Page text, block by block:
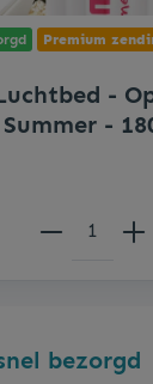
Premium
-
-
bezorgd